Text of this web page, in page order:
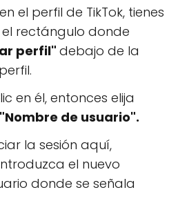
el perfil de TikTok, tienes
rectángulo donde
perfil" debajo de la
en él, entonces elija
"Nombre de usuario".
la sesión aquí,
el nuevo
donde se señala